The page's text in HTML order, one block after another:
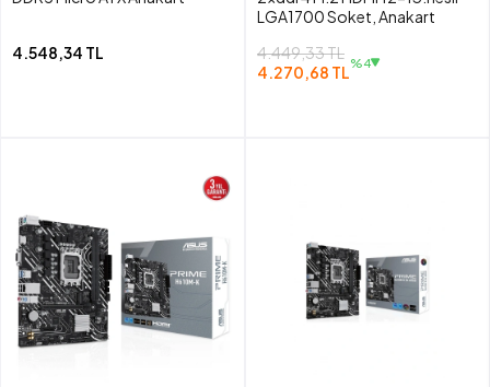
4.548,34 TL
LGA1700 Soket, Anakart
4.449,33 TL
4.270,68 TL%4